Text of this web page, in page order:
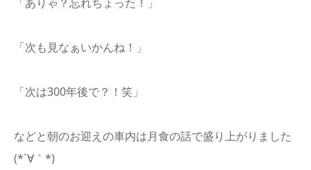
「次も見なぁいかんね！」
「次は300年後で？！笑」
などと朝のお迎えの車内は月食の話で盛り上がりました
(*´∀｀*)